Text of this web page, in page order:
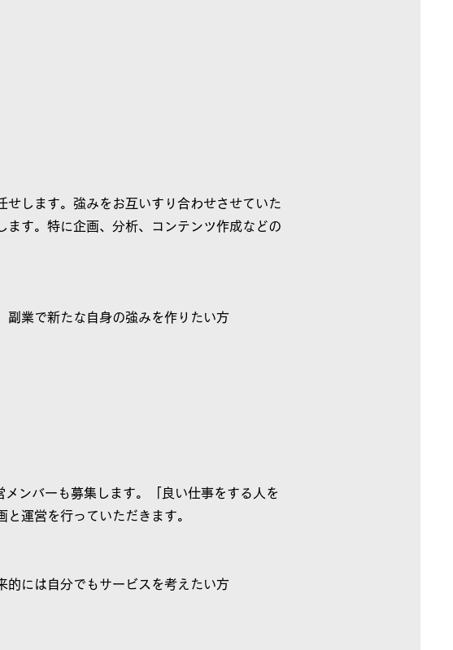
せします。強みをお互いすり合わせさせていた
ます。特に企画、分析、コンテンツ作成などの
副業で新たな自身の強みを作りたい方
ンバーも募集します。「良い仕事をする人を
運営を行っていただきます。
的には自分でもサービスを考えたい方